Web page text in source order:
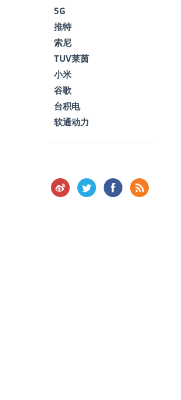
5G
推特
索尼
TUV莱茵
小米
谷歌
台积电
软通动力